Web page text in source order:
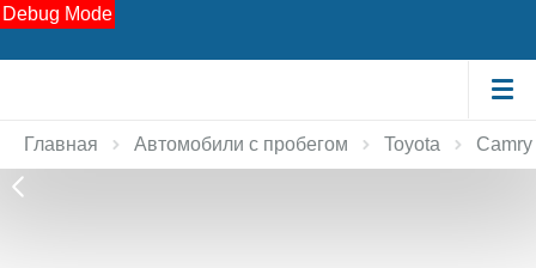
Debug Mode
Главная Автомобили с пробегом Toyota Camry